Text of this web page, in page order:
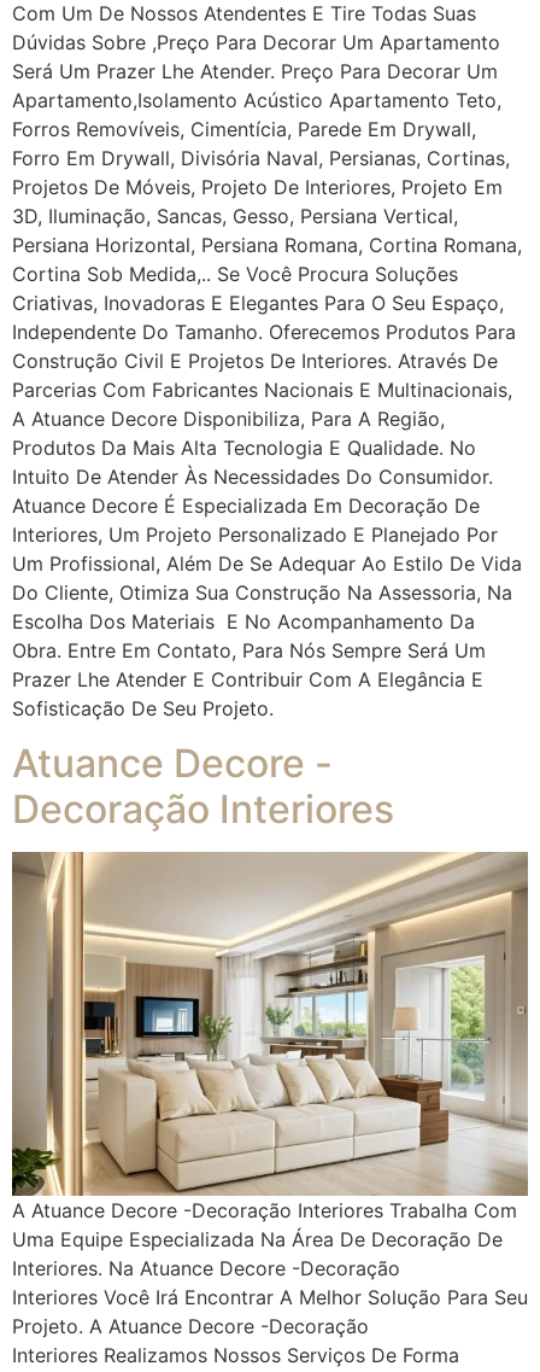
Com Um De Nossos Atendentes E Tire Todas Suas
Dúvidas Sobre ,Preço Para Decorar Um Apartamento
Será Um Prazer Lhe Atender. Preço Para Decorar Um
Apartamento,Isolamento Acústico Apartamento Teto,
Forros Removíveis, Cimentícia, Parede Em Drywall,
Forro Em Drywall, Divisória Naval, Persianas, Cortinas,
Projetos De Móveis, Projeto De Interiores, Projeto Em
3D, Iluminação, Sancas, Gesso, Persiana Vertical,
Persiana Horizontal, Persiana Romana, Cortina Romana,
Cortina Sob Medida,.. Se Você Procura Soluções
Criativas, Inovadoras E Elegantes Para O Seu Espaço,
Independente Do Tamanho. Oferecemos Produtos Para
Construção Civil E Projetos De Interiores. Através De
Parcerias Com Fabricantes Nacionais E Multinacionais,
A Atuance Decore Disponibiliza, Para A Região,
Produtos Da Mais Alta Tecnologia E Qualidade. No
Intuito De Atender Às Necessidades Do Consumidor.
Atuance Decore É Especializada Em Decoração De
Interiores, Um Projeto Personalizado E Planejado Por
Um Profissional, Além De Se Adequar Ao Estilo De Vida
Do Cliente, Otimiza Sua Construção Na Assessoria, Na
Escolha Dos Materiais E No Acompanhamento Da
Obra. Entre Em Contato, Para Nós Sempre Será Um
Prazer Lhe Atender E Contribuir Com A Elegância E
Sofisticação De Seu Projeto.
Atuance Decore -
Decoração Interiores
A Atuance Decore -Decoração Interiores Trabalha Com
Uma Equipe Especializada Na Área De Decoração De
Interiores. Na Atuance Decore -Decoração
Interiores Você Irá Encontrar A Melhor Solução Para Seu
Projeto. A Atuance Decore -Decoração
Interiores Realizamos Nossos Serviços De Forma